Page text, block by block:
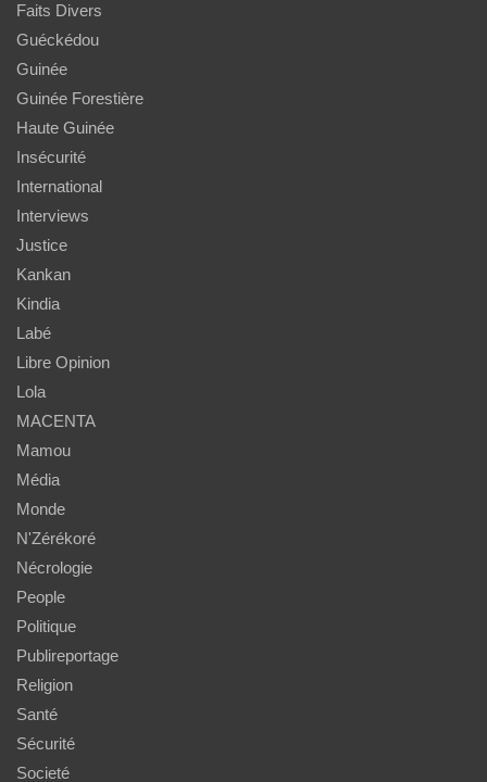
Faits Divers
Guéckédou
Guinée
Guinée Forestière
Haute Guinée
Insécurité
International
Interviews
Justice
Kankan
Kindia
Labé
Libre Opinion
Lola
MACENTA
Mamou
Média
Monde
N'Zérékoré
Nécrologie
People
Politique
Publireportage
Religion
Santé
Sécurité
Societé